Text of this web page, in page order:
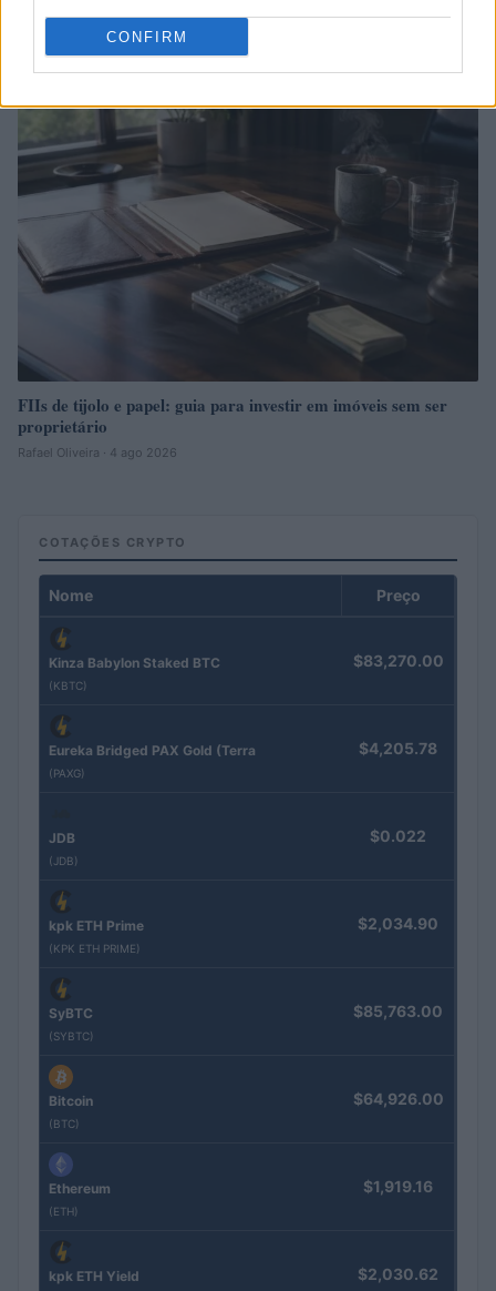
CONFIRM
equilibrada
Bruno Costa · 4 ago 2026
FIIs de tijolo e papel: guia para investir em imóveis sem ser
proprietário
Rafael Oliveira · 4 ago 2026
COTAÇÕES CRYPTO
Nome Preço
Kinza Babylon Staked BTC
(KBTC)
$83,270.00
Eureka Bridged PAX Gold (Terra
(PAXG)
$4,205.78
JDB
(JDB)
$0.022
kpk ETH Prime
(KPK ETH PRIME)
$2,034.90
SyBTC
(SYBTC)
$85,763.00
Bitcoin
(BTC)
$64,926.00
Ethereum
(ETH)
$1,919.16
kpk ETH Yield $2,030.62